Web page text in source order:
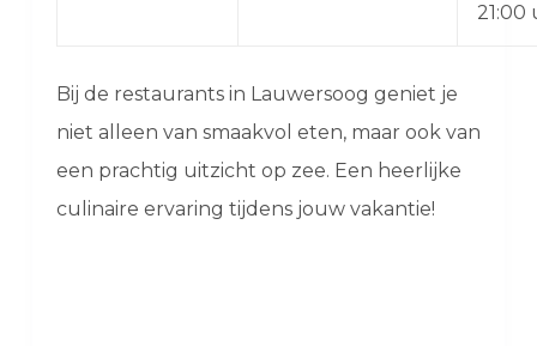
21:00
Bij de restaurants in Lauwersoog geniet je
niet alleen van smaakvol eten, maar ook van
een prachtig uitzicht op zee. Een heerlijke
culinaire ervaring tijdens jouw vakantie!